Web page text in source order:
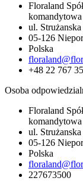
Floraland
komandytowa
ul.
05-126
Polska
+48 22 767
Osoba
Floraland
komandytowa
ul.
05-126
Polska
227673500